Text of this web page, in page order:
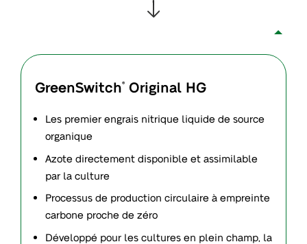
GreenSwitch® Original HG
Les premier engrais nitrique liquide de source
organique
Azote directement disponible et assimilable
par la culture
Processus de production circulaire à empreinte
carbone proche de zéro
Développé pour les cultures en plein champ, la